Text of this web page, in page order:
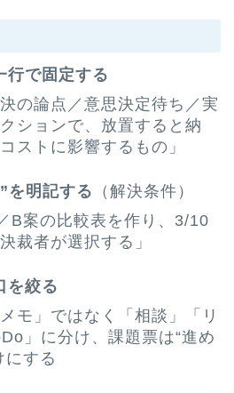
行で固定する
の論点／意思決定待ち／実
ションで、放置すると納
ストに影響するもの」
を明記する （解決条件）
B案の比較表を作り、3/10
裁者が選択する」
を絞る
モ」ではなく「相談」「リ
」に分け、課題票は“進め
にする